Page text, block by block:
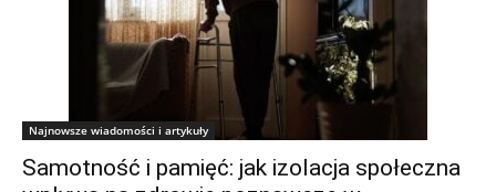
Najnowsze wiadomości i artykuły
Samotność i pamięć: jak izolacja społeczna